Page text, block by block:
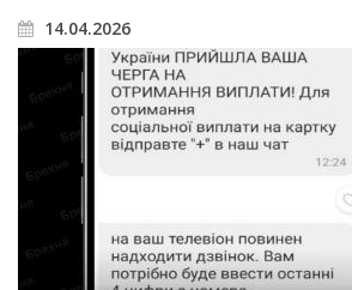
14.04.2026